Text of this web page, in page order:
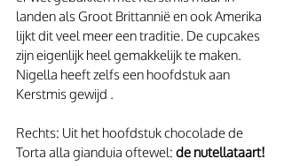
landen als Groot Brittannië en ook Amerika
lijkt dit veel meer een traditie. De cupcakes
zijn eigenlijk heel gemakkelijk te maken.
Nigella heeft zelfs een hoofdstuk aan
Kerstmis gewijd .
Rechts: Uit het hoofdstuk chocolade de
Torta alla gianduia oftewel: de nutellataart!